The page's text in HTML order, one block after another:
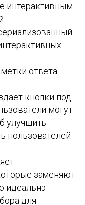
интерактивным
ответа
кнопки под
могут
улучшить
пользователей
заменяют
идеально
для